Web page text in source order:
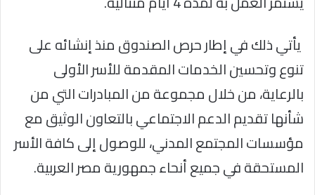
يأتي ذلك في إطار حرص الصندوق منذ إنشائه على
تنوع وتحسين الخدمات المقدمة للأسر الأولى
بالرعاية، من خلال مجموعة من المبادرات التي من
شأنها تقديم الدعم الاجتماعي بالتعاون الوثيق مع
مؤسسات المجتمع المدني، للوصول إلى كافة الأسر
المستحقة في جميع أنحاء جمهورية مصر العربية.